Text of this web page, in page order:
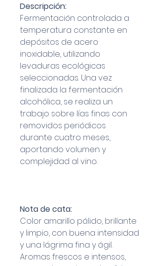
Descripción:
Fermentación controlada a
temperatura constante en
depósitos de acero
inoxidable, utilizando
levaduras ecológicas
seleccionadas. Una vez
finalizada la fermentación
alcohólica, se realiza un
trabajo sobre lías finas con
removidos periódicos
durante cuatro meses,
aportando volumen y
complejidad al vino.
Nota de cata:
Color amarillo pálido, brillante
y limpio, con buena intensidad
y una lágrima fina y ágil.
Aromas frescos e intensos,